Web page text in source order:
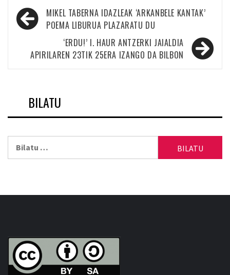
Bidalketetan
zehar
nabigatu
MIKEL TABERNA IDAZLEAK ‘ARKANBELE KANTAK’
POEMA LIBURUA PLAZARATU DU
‘ERDU!’ I. HAUR ANTZERKI JAIALDIA
APIRILAREN 23TIK 25ERA IZANGO DA BILBON
BILATU